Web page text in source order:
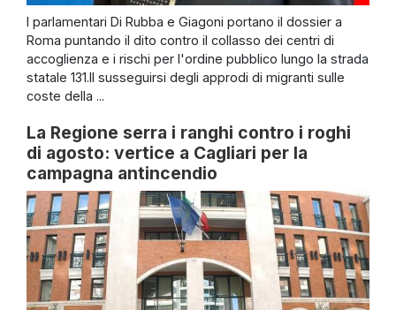
I parlamentari Di Rubba e Giagoni portano il dossier a
Roma puntando il dito contro il collasso dei centri di
accoglienza e i rischi per l'ordine pubblico lungo la strada
statale 131.Il susseguirsi degli approdi di migranti sulle
coste della ...
La Regione serra i ranghi contro i roghi
di agosto: vertice a Cagliari per la
campagna antincendio